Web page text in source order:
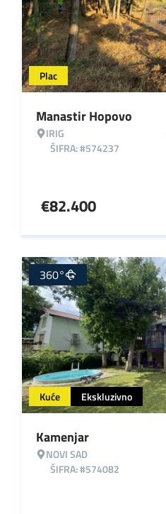
Plac
Manastir Hopovo
IRIG
ŠIFRA: #574237
€82.400
Kuće Ekskluzivno
360°
Kamenjar
NOVI SAD
ŠIFRA: #574082